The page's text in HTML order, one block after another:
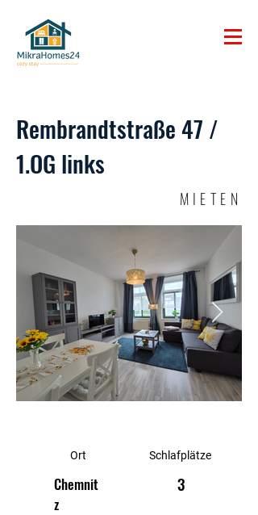
Rembrandtstraße 47 /
1.OG links
MIETEN
Ort
Chemnit
z
Schlafplätze
3